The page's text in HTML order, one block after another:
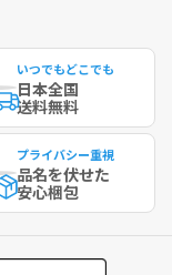
いつでもどこでも
日本全国
送料無料
プライバシー重視
品名を伏せた
安心梱包